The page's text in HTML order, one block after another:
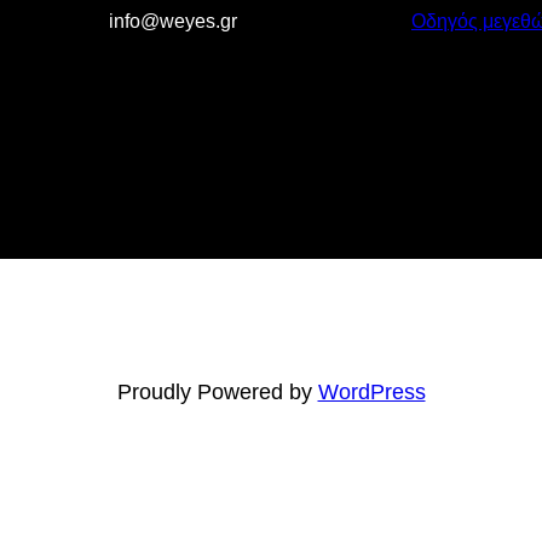
info@weyes.gr Οδηγός
Proudly Powered by WordPress